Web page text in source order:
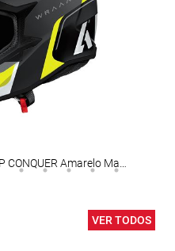
Capacete AIROH WRAAAP CONQUER Amarelo Mate
VER TODOS